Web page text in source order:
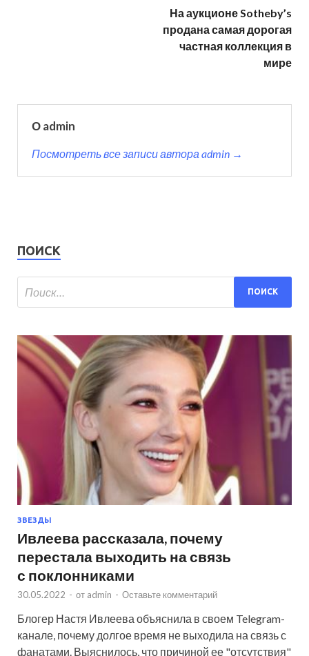
На аукционе Sotheby’s
продана самая дорогая
частная коллекция в
мире
О admin
Посмотреть все записи автора admin →
ПОИСК
ЗВЕЗДЫ
Ивлеева рассказала, почему
перестала выходить на связь
с поклонниками
30.05.2022 - от admin - Оставьте комментарий
Блогер Настя Ивлеева объяснила в своем Telegram-
канале, почему долгое время не выходила на связь с
фанатами. Выяснилось, что причиной ее "отсутствия"